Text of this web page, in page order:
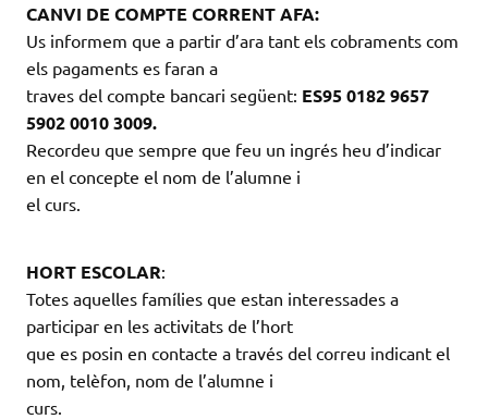
CANVI DE COMPTE CORRENT AFA:
Us informem que a partir d’ara tant els cobraments com
els pagaments es faran a
traves del compte bancari següent: ES95 0182 9657
5902 0010 3009.
Recordeu que sempre que feu un ingrés heu d’indicar
en el concepte el nom de l’alumne i
el curs.
HORT ESCOLAR:
Totes aquelles famílies que estan interessades a
participar en les activitats de l’hort
que es posin en contacte a través del correu indicant el
nom, telèfon, nom de l’alumne i
curs.